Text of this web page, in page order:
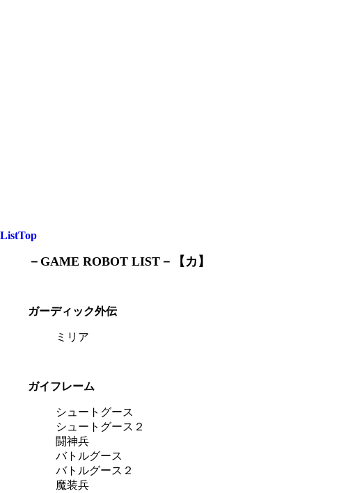
ListTop
－GAME ROBOT LIST－【カ】
ガーディック外伝
ミリア
ガイフレーム
シュートグース
シュートグース２
闘神兵
バトルグース
バトルグース２
魔装兵